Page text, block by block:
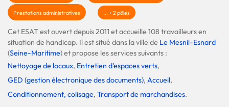
Prestations administratives ... + 2 pôles
Cet ESAT est ouvert depuis 2011 et accueille 108 travailleurs en
situation de handicap. Il est situé dans la ville de Le Mesnil-Esnard
(Seine-Maritime) et propose les services suivants :
Nettoyage de locaux, Entretien d'espaces verts,
GED (gestion électronique des documents), Accueil,
Conditionnement, colisage, Transport de marchandises.